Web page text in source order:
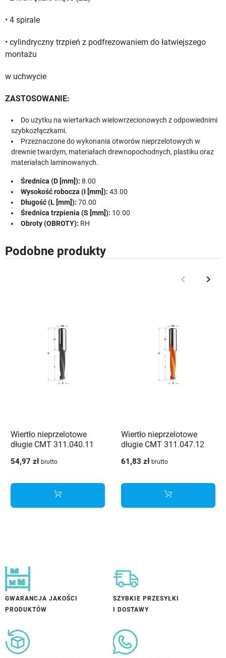
• 4 spirale
• cylindryczny trzpień z podfrezowaniem do łatwiejszego
montażu
w uchwycie
ZASTOSOWANIE:
Do użytku na wiertarkach wielowrzecionowych z odpowiednimi
szybkozłączkami.
Przeznaczone do wykonania otworów nieprzelotowych w
drewnie twardym, materiałach drewnopochodnych, plastiku oraz
materiałach laminowanych.
Średnica (D [mm]): 8.00
Wysokość robocza (I [mm]): 43.00
Długość (L [mm]): 70.00
Średnica trzpienia (S [mm]): 10.00
Obroty (OBROTY): RH
Podobne produkty
Poprzedni
keyboard_arrow_left keyboard_arrow_right
Wiertło nieprzelotowe
długie CMT 311.040.11
54,97 zł brutto
Wiertło nieprzelotowe
długie CMT 311.047.12
61,83 zł brutto
GWARANCJA JAKOŚCI
PRODUKTÓW
SZYBKIE PRZESYŁKI
I DOSTAWY